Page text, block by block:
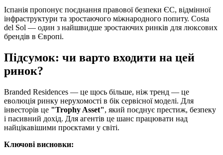
Іспанія пропонує поєднання правової безпеки ЄС, відмінної
інфраструктури та зростаючого міжнародного попиту. Costa
del Sol — один з найшвидше зростаючих ринків для люксових
брендів в Європі.
Підсумок: чи варто входити на цей
ринок?
Branded Residences — це щось більше, ніж тренд — це
еволюція ринку нерухомості в бік сервісної моделі. Для
інвесторів це "Trophy Asset", який поєднує престиж, безпеку
і пасивний дохід. Для агентів це шанс працювати над
найцікавішими проєктами у світі.
Ключові висновки: